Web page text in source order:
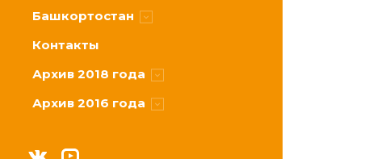
Призовой фонд
Видео
Пресс-центр
Башкортостан
О республике
Залы
Контакты
Архив 2018 года
Новости
Архив 2016 года
Участники